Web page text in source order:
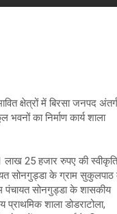
क्षेत्रों में बिरसा जनपद
का निर्माण कार्य शाला
लाख 25 हजार रुपए की स्वीकृति
सोनगुड्डा के ग्राम
पंचायत सोनगुड्डा के शासकीय
शाला डोडराटोला,